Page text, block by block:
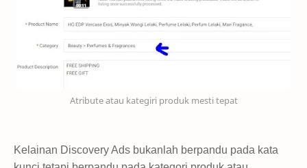
Atribute atau kategiri produk mesti tepat
Kelainan Discovery Ads bukanlah berpandu pada kata